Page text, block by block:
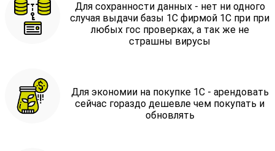
Для сохранности данных - нет ни одного
случая выдачи базы 1С фирмой 1С при при
любых гос проверках, а так же не
страшны вирусы
Для экономии на покупке 1С - арендовать
сейчас гораздо дешевле чем покупать и
обновлять